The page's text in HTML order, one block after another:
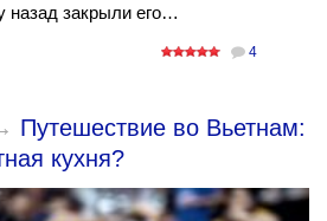
назад закрыли его…
4
Путешествие во Вьетнам:
кухня?